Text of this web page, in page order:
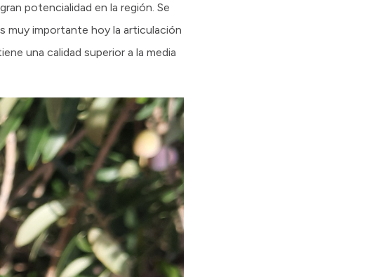
potencialidad en la región. Se
muy importante hoy la articulación
una calidad superior a la media